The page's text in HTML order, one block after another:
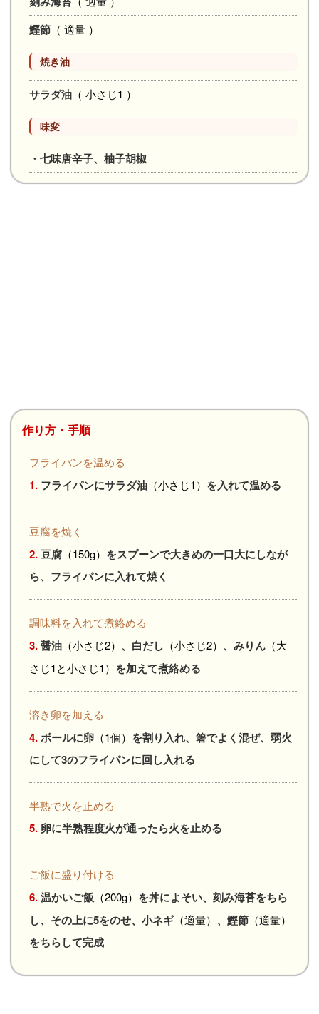
鰹節 （ 適量 ）
焼き油
サラダ油 （ 小さじ1 ）
味変
・七味唐辛子、柚子胡椒
作り方・手順
フライパンを温める
1. フライパンにサラダ油 （小さじ1） を入れて温める
豆腐を焼く
2.豆腐 （150g） をスプーンで大きめの一口大にしなが
ら、フライパンに入れて焼く
調味料を入れて煮絡める
3.醤油 （小さじ2） 、白だし （小さじ2） 、みりん （大
さじ1と小さじ1） を加えて煮絡める
溶き卵を加える
4.ボールに卵 （1個） を割り入れ、箸でよく混ぜ、弱火
にして3のフライパンに回し入れる
半熟で火を止める
5. 卵に半熟程度火が通ったら火を止める
ご飯に盛り付ける
6.温かいご飯 （200g） を丼によそい、刻み海苔をちら
し、その上に5をのせ、小ネギ（適量） 、鰹節 （適量）
をちらして完成